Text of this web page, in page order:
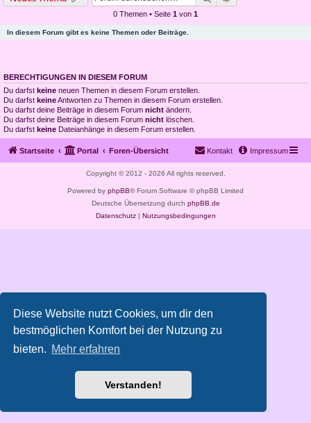
Diese Website nutzt Cookies, um dir den
bestmöglichen Komfort bei der Nutzung zu
bieten. Mehr erfahren
Verstanden!
0 Themen • Seite 1 von 1
In diesem Forum gibt es keine Themen oder Beiträge.
BERECHTIGUNGEN IN DIESEM FORUM
Du darfst keine neuen Themen in diesem Forum erstellen.
Du darfst keineAntworten zu Themen in diesem Forum erstellen.
Du darfst deine Beiträge in diesem Forum nicht ändern.
Du darfst deine Beiträge in diesem Forum nicht löschen.
Du darfst keine Dateianhänge in diesem Forum erstellen.
Startseite Portal Foren-Übersicht Impressum
Kontakt
Copyright © 2012 - 2026 All rights reserved.
Powered by phpBB® Forum Software © phpBB Limited
Deutsche Übersetzung durch phpBB.de
Datenschutz| Nutzungsbedingungen